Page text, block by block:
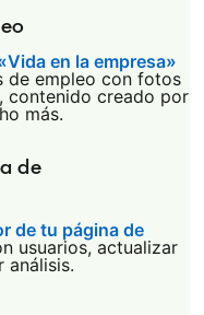
en la empresa»
tab
de empleo con fotos
contenido creado por
más.
de
de tu página de
usuarios, actualizar
análisis.